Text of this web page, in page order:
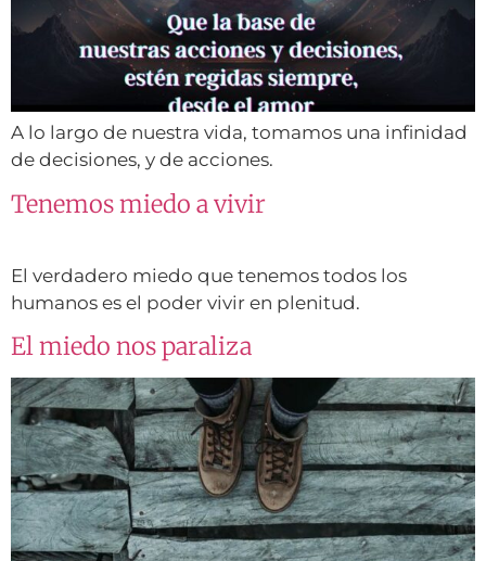
A lo largo de nuestra vida, tomamos una infinidad
de decisiones, y de acciones.
Tenemos miedo a vivir
El verdadero miedo que tenemos todos los
humanos es el poder vivir en plenitud.
El miedo nos paraliza